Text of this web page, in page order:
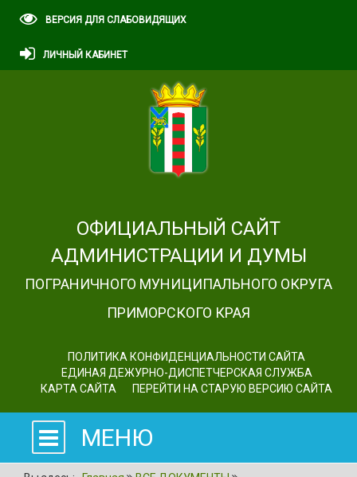
ВЕРСИЯ ДЛЯ СЛАБОВИДЯЩИХ
ЛИЧНЫЙ КАБИНЕТ
ОФИЦИАЛЬНЫЙ САЙТ
АДМИНИСТРАЦИИ И ДУМЫ
ПОГРАНИЧНОГО МУНИЦИПАЛЬНОГО ОКРУГА
ПРИМОРСКОГО КРАЯ
ПОЛИТИКА КОНФИДЕНЦИАЛЬНОСТИ САЙТА
ЕДИНАЯ ДЕЖУРНО-ДИСПЕТЧЕРСКАЯ СЛУЖБА
КАРТА САЙТА
ПЕРЕЙТИ НА СТАРУЮ ВЕРСИЮ САЙТА
МЕНЮ